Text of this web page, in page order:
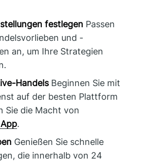
festlegen Passen
und -
an, um Ihre Strategien
HandelsBeginnen Sie mit
auf der besten Plattform
Sie die Macht von
.
Genießen Sie schnelle
die innerhalb von 24